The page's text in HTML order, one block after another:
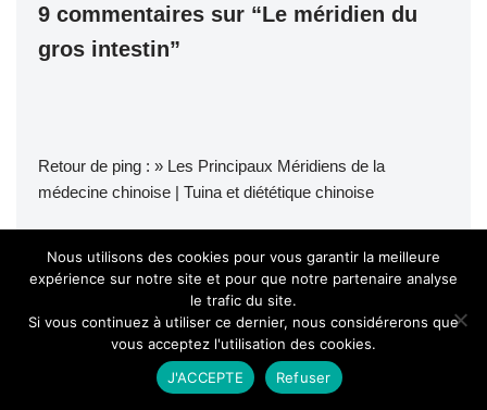
9 commentaires sur “Le méridien du
gros intestin”
Retour de ping : » Les Principaux Méridiens de la
médecine chinoise | Tuina et diététique chinoise
Retour de ping :» Le 25ème point du méridien de la
vessie (25V) | Massage tuina
» Le méridien du poumon – Médecine
Nous utilisons des cookies pour vous garantir la meilleure
expérience sur notre site et pour que notre partenaire analyse
le trafic du site.
Si vous continuez à utiliser ce dernier, nous considérerons que
vous acceptez l'utilisation des cookies.
J'ACCEPTE
Refuser